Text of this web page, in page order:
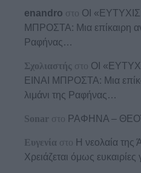
enandro στο ΟΙ
ΜΠΡΟΣΤΑ: Μια επίκαιρη
Ραφήνας…
Σχολιαστής στο ΟΙ
ΕΙΝΑΙ ΜΠΡΟΣΤΑ: Μια
λιμάνι της Ραφήνας…
Sonar στο ΡΑΦΗΝΑ –
Ευγενία στο Η νεολαία της
Χρειάζεται όμως ευκαιρίες